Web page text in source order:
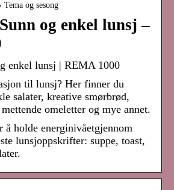
og sesong
og enkel lunsj –
enkel lunsj | REMA 1000
til lunsj? Her finner du
salater, kreative smørbrød,
omeletter og mye annet.
holde energinivåetgjennom
lunsjoppskrifter: suppe, toast,